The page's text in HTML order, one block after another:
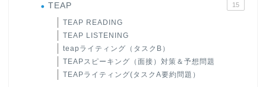
TEAP 15
TEAP READING
TEAP LISTENING
teapライティング（タスクB）
TEAPスピーキング（面接）対策＆予想問題
TEAPライティング(タスクA要約問題）